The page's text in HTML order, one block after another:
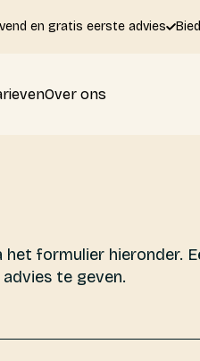
en gratis eerste advies
Over ons
formulier hieronder.
te geven.